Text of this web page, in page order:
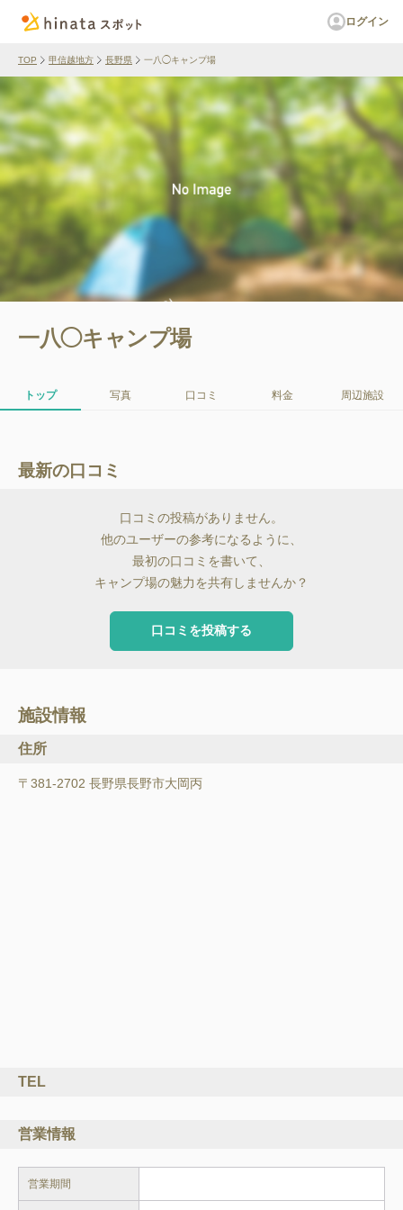
ログイン
TOP 甲信越地方 長野県 一八◯キャンプ場
一八◯キャンプ場
トップ 写真 口コミ 料金 周辺施設
最新の口コミ
口コミの投稿がありません。
他のユーザーの参考になるように、
最初の口コミを書いて、
キャンプ場の魅力を共有しませんか？
口コミを投稿する
施設情報
住所
〒381-2702 長野県長野市大岡丙
TEL
営業情報
営業期間